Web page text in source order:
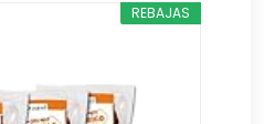
REBAJAS